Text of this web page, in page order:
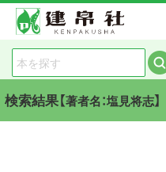
検索結果【著者名：塩見将志】